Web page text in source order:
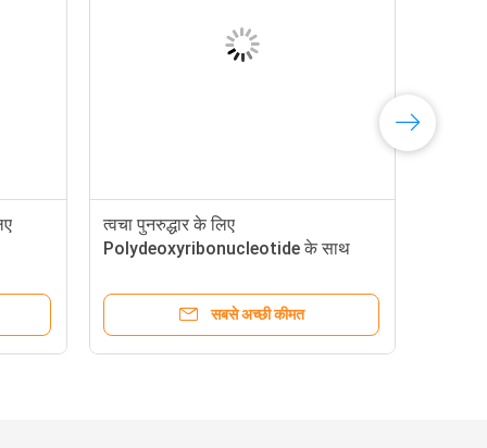
त्वचा पुनरुद्धार के लिए
Polydeoxyribonucleotide के साथ
सबसे अच्छी कीमत